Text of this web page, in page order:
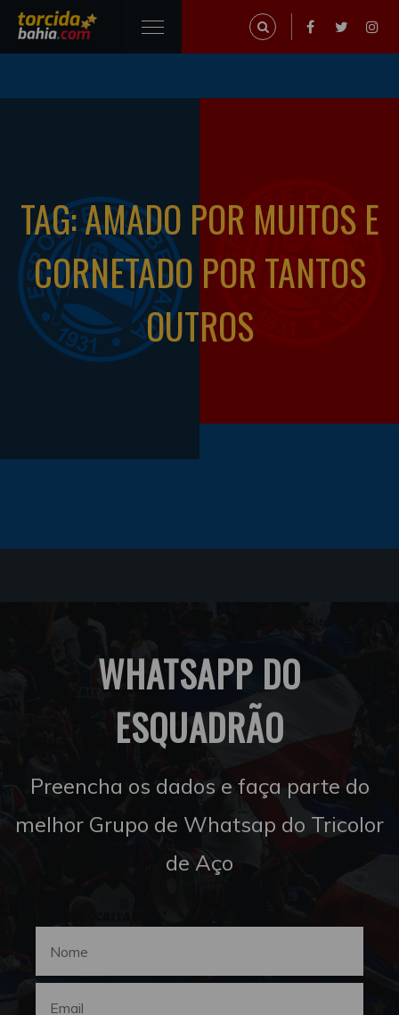
TAG: AMADO POR MUITOS E
CORNETADO POR TANTOS
OUTROS
WHATSAPP DO
ESQUADRÃO
Preencha os dados e faça parte do
melhor Grupo de Whatsap do Tricolor
de Aço